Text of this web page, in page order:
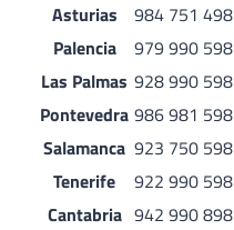
Asturias
984 751 498
Palencia
979 990 598
Las Palmas 928 990 598
Pontevedra 986 981 598
Salamanca 923 750 598
Tenerife
922 990 598
Cantabria 942 990 898